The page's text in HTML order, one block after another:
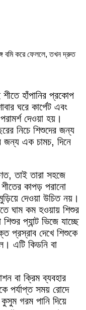
বমি করে ফেললে, তখন দ্রুত
হাঁপানির প্রকোপ
ঘরে কার্পেট এবং
দেওয়া হয়।
নিচে শিশুদের জন্য
জন্য এক চামচ, দিনে
তাই তারা সহজে
কাপড় পরানো
দেওয়া উচিত নয়।
ঘাম কম হওয়ায় শিশুর
প্যান্ট ভিজে যাচ্ছে
প্রস্রাব দেখে শিশুকে
এটি কিডনি বা
বা ক্রিম ব্যবহার
পর্যাপ্ত সময় রোদে
গরম পানি দিয়ে